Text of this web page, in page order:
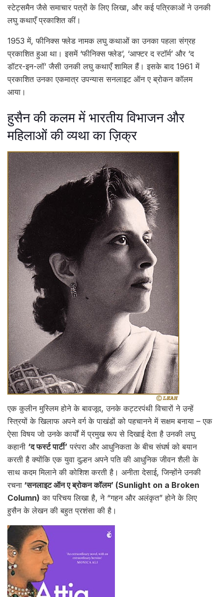
स्टेट्समैन जैसे समाचार पत्रों के लिए लिखा, और कई पत्रिकाओं ने उनकी
लघु कथाएँ प्रकाशित कीं।
1953 में, फीनिक्स फ्लेड नामक लघु कथाओं का उनका पहला संग्रह
प्रकाशित हुआ था। इसमें ‘फीनिक्स फ्लेड’, ‘आफ्टर द स्टॉर्म’ और ‘द
डॉटर-इन-लॉ’ जैसी उनकी लघु कथाएँ शामिल हैं। इसके बाद 1961 में
प्रकाशित उनका एकमात्र उपन्यास सनलाइट ऑन ए ब्रोकन कॉलम
आया।
हुसैन की कलम में भारतीय विभाजन और
महिलाओं की व्यथा का ज़िक्र
एक कुलीन मुस्लिम होने के बावजूद, उनके कट्टरपंथी विचारों ने उन्हें
स्त्रियों के खिलाफ अपने वर्ग के पाखंडों को पहचानने में सक्षम बनाया – एक
ऐसा विषय जो उनके कार्यों में प्रमुख रूप से दिखाई देता है उनकी लघु
कहानी ‘द फर्स्ट पार्टी’ परंपरा और आधुनिकता के बीच संघर्ष को बयान
करती है क्योंकि एक युवा दुल्हन अपने पति की आधुनिक जीवन शैली के
साथ कदम मिलाने की कोशिश करती है। अनीता देसाई, जिन्होंने उनकी
रचना ‘सनलाइट ऑन ए ब्रोकन कॉलम’ (Sunlight on a Broken
Column) का परिचय लिखा है, ने “गहन और अलंकृत” होने के लिए
हुसैन के लेखन की बहुत प्रशंसा की है।